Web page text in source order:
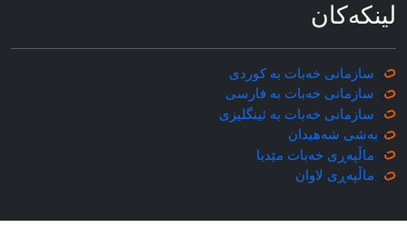
لینکه‌کان
سازمانی خه‌بات به کوردی
سازمانی خه‌بات به فارسی
سازمانی خه‌بات به ئینگلیزی
به‌شی شه‌هیدان
ماڵپه‌ڕی خه‌بات مێدیا
ماڵپه‌ڕی لاوان